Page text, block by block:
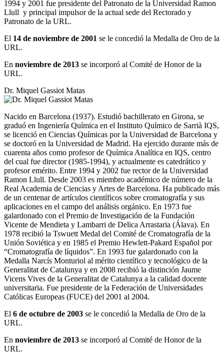
1994 y 2001 fue presidente del Patronato de la Universidad Ramon
Llull y principal impulsor de la actual sede del Rectorado y
Patronato de la URL.
El 14 de noviembre de 2001 se le concedió la Medalla de Oro de la
URL.
En noviembre de 2013 se incorporó al Comité de Honor de la
URL.
Dr. Miquel Gassiot Matas
Nacido en Barcelona (1937). Estudió bachillerato en Girona, se
graduó en Ingeniería Química en el Instituto Químico de Sarrià IQS,
se licenció en Ciencias Químicas por la Universidad de Barcelona y
se doctoró en la Universidad de Madrid. Ha ejercido durante más de
cuarenta años como profesor de Química Analítica en IQS, centro
del cual fue director (1985-1994), y actualmente es catedrático y
profesor emérito. Entre 1994 y 2002 fue rector de la Universidad
Ramon Llull. Desde 2003 es miembro académico de número de la
Real Academia de Ciencias y Artes de Barcelona. Ha publicado más
de un centenar de artículos científicos sobre cromatografía y sus
aplicaciones en el campo del análisis orgánico. En 1973 fue
galardonado con el Premio de Investigación de la Fundación
Vicente de Mendieta y Lambarri de Delica Arrastaria (Álava). En
1978 recibió la Tswuett Medal del Comité de Cromatografía de la
Unión Soviética y en 1985 el Premio Hewlett-Pakard Español por
“Cromatografía de líquidos”. En 1993 fue galardonado con la
Medalla Narcís Monturiol al mérito científico y tecnológico de la
Generalitat de Catalunya y en 2008 recibió la distinción Jaume
Vicens Vives de la Generalitat de Catalunya a la calidad docente
universitaria. Fue presidente de la Federación de Universidades
Católicas Europeas (FUCE) del 2001 al 2004.
El 6 de octubre de 2003 se le concedió la Medalla de Oro de la
URL.
En noviembre de 2013 se incorporó al Comité de Honor de la
URL.